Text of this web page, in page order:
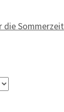
die Sommerzeit